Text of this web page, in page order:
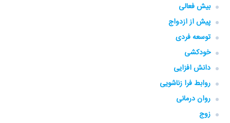
بیش فعالی
پیش از ازدواج
توسعه فردی
خودکشی
دانش افزایی
روابط فرا زناشویی
روان درمانی
زوج